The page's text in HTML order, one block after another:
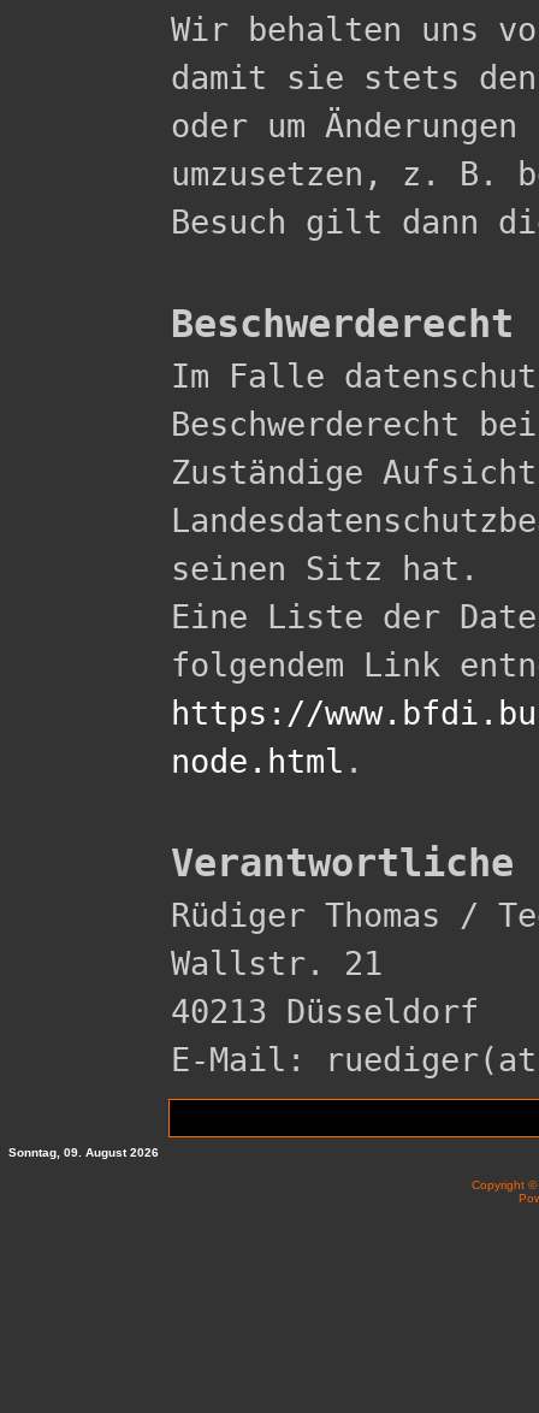
Wir behalten uns
damit sie stets
oder um
umzusetzen, z. B.
Besuch gilt dann
Im Falle
Beschwerderecht
Zuständige
seinen Sitz hat.
Eine Liste der
https://
node.html .
Rüdiger Thomas /
Wallstr. 21
40213 Düsseldorf
E-Mail:
Sonntag, 09. August 2026
Copyright